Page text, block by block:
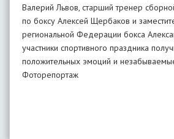
Валерий Львов, старший тренер
по боксу Алексей Щербаков и
региональной Федерации бокса
участники спортивного праздника
положительных эмоций и
Фоторепортаж